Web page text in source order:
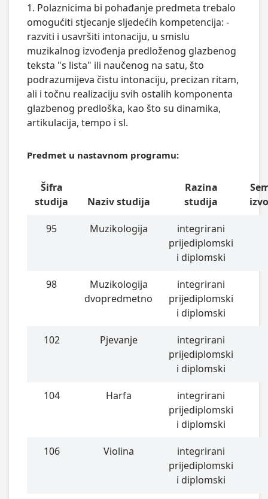
1. Polaznicima bi pohađanje predmeta trebalo
omogućiti stjecanje sljedećih kompetencija: -
razviti i usavršiti intonaciju, u smislu
muzikalnog izvođenja predloženog glazbenog
teksta "s lista" ili naučenog na satu, što
podrazumijeva čistu intonaciju, precizan ritam,
ali i točnu realizaciju svih ostalih komponenta
glazbenog predloška, kao što su dinamika,
artikulacija, tempo i sl.
Predmet u nastavnom programu:
Šifra
studija
Naziv studija
Razina
studija
95 Muzikologija
integrirani
prijediplomski
i diplomski
98
Muzikologija
dvopredmetno
integrirani
prijediplomski
i diplomski
102 Pjevanje
integrirani
prijediplomski
i diplomski
104 Harfa
integrirani
prijediplomski
i diplomski
106 Violina
integrirani
prijediplomski
i diplomski